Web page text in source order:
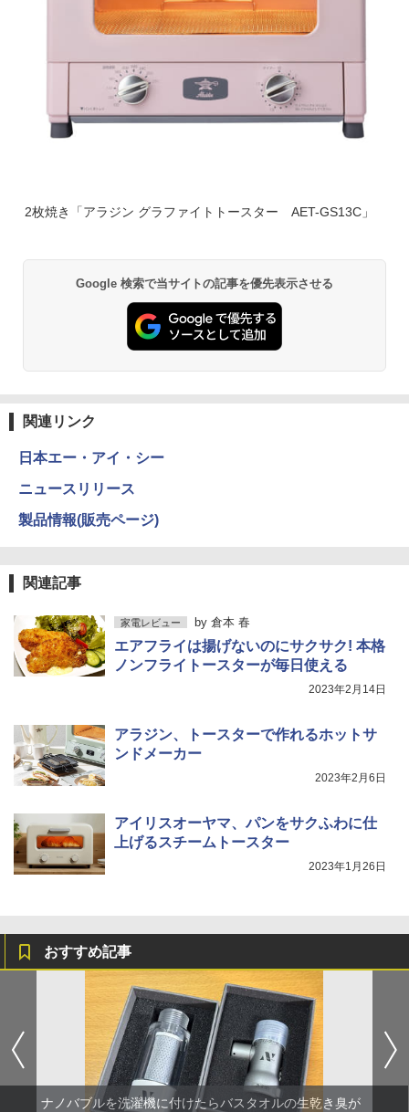
2枚焼き「アラジン グラファイトトースター AET-GS13C」
Google 検索で当サイトの記事を優先表示させる
関連リンク
日本エー・アイ・シー
ニュースリリース
製品情報(販売ページ)
関連記事
家電レビュー by 倉本 春
エアフライは揚げないのにサクサク! 本格
ノンフライトースターが毎日使える
2023年2月14日
アラジン、トースターで作れるホットサ
ンドメーカー
2023年2月6日
アイリスオーヤマ、パンをサクふわに仕
上げるスチームトースター
2023年1月26日
おすすめ記事
ナノバブルを洗濯機に付けたらバスタオルの生乾き臭が